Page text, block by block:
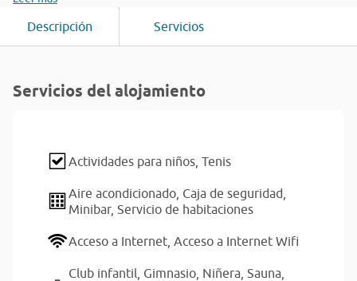
Descripción Servicios
Servicios del alojamiento
Actividades para niños, Tenis
Aire acondicionado, Caja de seguridad,
Minibar, Servicio de habitaciones
Acceso a Internet, Acceso a Internet Wifi
Club infantil, Gimnasio, Niñera, Sauna,